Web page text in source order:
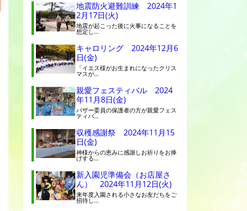
地震防火避難訓練 2024年1
2月17日(火)
地震が起こった後に火事になることを
想定し…
キャロリング 2024年12月6
日(金)
「イエス様がお生まれになったクリス
マスが…
親愛フェスティバル 2024
年11月8日(金)
バザー委員の保護者の方が親愛フェス
ティバ…
収穫感謝祭 2024年11月15
日(金)
神様からの恵みに感謝しお祈りをお捧
げする…
新入園児準備会（お店屋さ
ん） 2024年11月12日(火)
来年度入園される小さなお友だちをご
招待し…